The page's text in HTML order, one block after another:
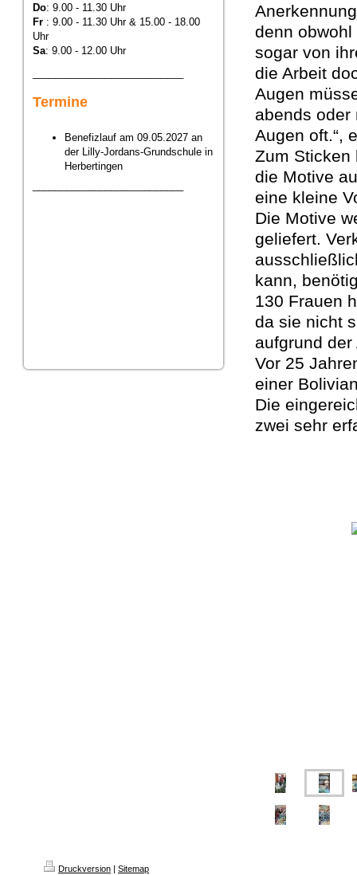
Do: 9.00 - 11.30 Uhr
Fr : 9.00 - 11.30 Uhr & 15.00 - 18.00
Uhr
Sa: 9.00 - 12.00 Uhr
Termine
Benefizlauf am 09.05.2027 an
der Lilly-Jordans-Grundschule in
Herbertingen
denn
sogar von
die Arbeit
Augen
abends oder
Augen oft.“,
Zum Sticken
die Motive
eine kleine
Die Motive
geliefert.
kann,
130 Frauen
da sie nicht
aufgrund
Vor 25
einer
Die
zwei sehr
Druckversion | Sitemap